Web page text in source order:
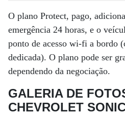
O plano Protect, pago,
emergência 24 horas, e o
ponto de acesso wi-fi a bordo
dedicada). O plano pode ser
dependendo da negociação.
GALERIA DE
CHEVROLET